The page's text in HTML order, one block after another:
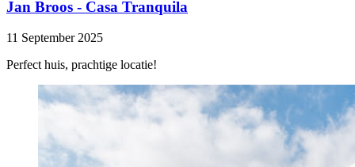
Jan Broos - Casa Tranquila
11 September 2025
Perfect huis, prachtige locatie!